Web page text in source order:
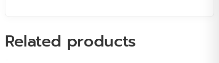
Related products